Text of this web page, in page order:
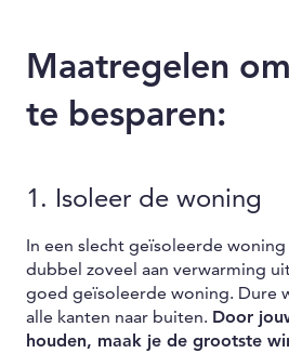
Maatregelen
te besparen:
1. Isoleer de woning
In een slecht geïsoleerde
dubbel zoveel aan verwarming
goed geïsoleerde woning. Dure
alle kanten naar buiten. Door
houden, maak je de grootste